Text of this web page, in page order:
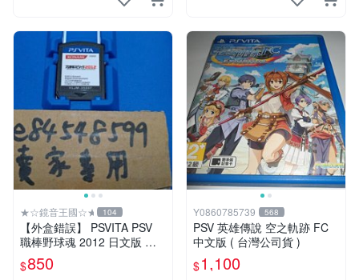
★☆鏡音王國☆★ 104
【外盒錯誤】 PSVITA PSV
職棒野球魂 2012 日文版 二
手良品 野球魂 プロ野球スピ
リッツ
$850
Y0860785739 568
PSV 英雄傳說 空之軌跡 FC
中文版 ( 台灣公司貨 )
$1,100